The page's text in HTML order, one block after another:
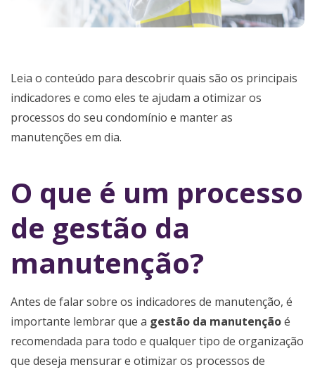
Leia o conteúdo para descobrir quais são os principais
indicadores e como eles te ajudam a otimizar os
processos do seu condomínio e manter as
manutenções em dia.
O que é um processo
de gestão da
manutenção?
Antes de falar sobre os indicadores de manutenção, é
importante lembrar que a gestão da manutençãoé
recomendada para todo e qualquer tipo de organização
que deseja mensurar e otimizar os processos de